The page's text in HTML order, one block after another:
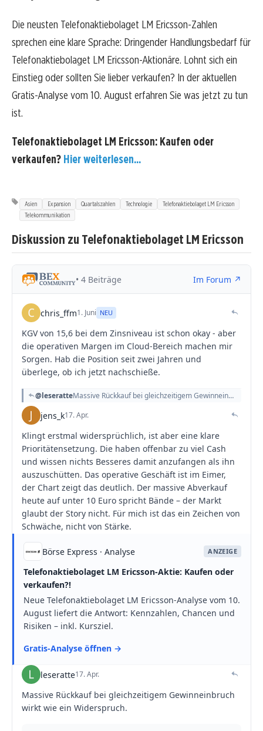
Die neusten Telefonaktiebolaget LM Ericsson-Zahlen
sprechen eine klare Sprache: Dringender Handlungsbedarf für
Telefonaktiebolaget LM Ericsson-Aktionäre. Lohnt sich ein
Einstieg oder sollten Sie lieber verkaufen? In der aktuellen
Gratis-Analyse vom 10. August erfahren Sie was jetzt zu tun
ist.
Telefonaktiebolaget LM Ericsson: Kaufen oder
verkaufen? Hier weiterlesen...
Asien Expansion Quartalszahlen Technologie
Telefonaktiebolaget LM Ericsson
Telekommunikation
Diskussion zu Telefonaktiebolaget LM Ericsson